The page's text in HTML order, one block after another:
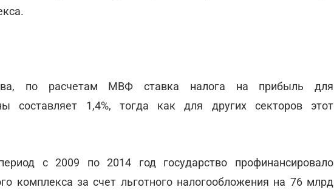
по расчетам МВФ ставка налога на прибыль для
составляет 1,4%, тогда как для других секторов этот
с 2009 по 2014 год государство профинансировало
комплекса за счет льготного налогообложения на 76 млрд